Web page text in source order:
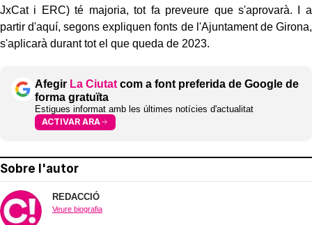
JxCat i ERC) té majoria, tot fa preveure que s'aprovarà. I a
partir d'aquí, segons expliquen fonts de l'Ajuntament de Girona,
s'aplicarà durant tot el que queda de 2023.
Afegir La Ciutat com a font preferida de Google de
forma gratuïta
Estigues informat amb les últimes notícies d'actualitat
ACTIVAR ARA
Sobre l'autor
REDACCIÓ
Veure biografia